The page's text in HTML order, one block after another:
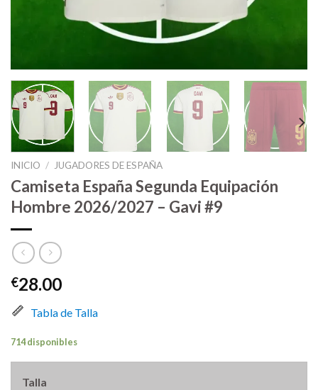
INICIO / JUGADORES DE ESPAÑA
Camiseta España Segunda Equipación
Hombre 2026/2027 – Gavi #9
€28.00
Tabla de Talla
714 disponibles
Talla